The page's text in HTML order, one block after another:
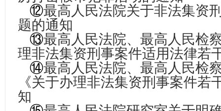
⑫最高人民法院关于非法集资
题的通知
⑬最高人民法院、最高人民检
理非法集资刑事案件适用法律若
⑭最高人民法院、最高人民检
《关于办理非法集资刑事案件若
知